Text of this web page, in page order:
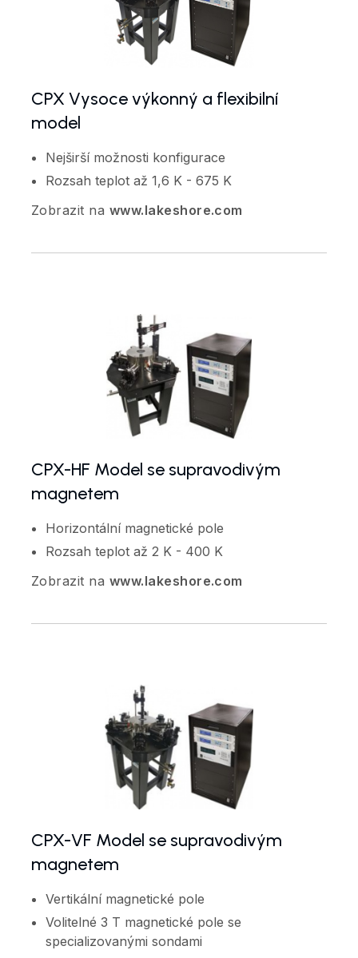
CPX Vysoce výkonný a flexibilní
model
Nejširší možnosti konfigurace
Rozsah teplot až 1,6 K - 675 K
Zobrazit na www.lakeshore.com
CPX-HF Model se supravodivým
magnetem
Horizontální magnetické pole
Rozsah teplot až 2 K - 400 K
Zobrazit na www.lakeshore.com
CPX-VF Model se supravodivým
magnetem
Vertikální magnetické pole
Volitelné 3 T magnetické pole se
specializovanými sondami